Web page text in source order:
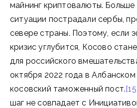
майнинг криптовалюты. Больше
ситуации пострадали сербы,
севере страны. Поэтому, если
кризис углубится, Косово
для российского
октября 2022 года в
косовский таможенный пост.
шаг не совпадает с